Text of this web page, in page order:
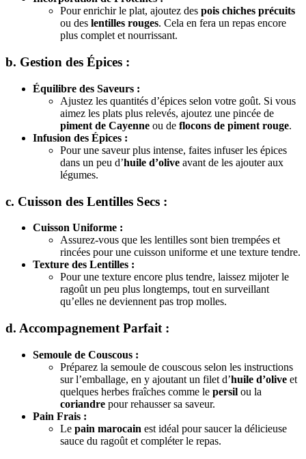
Pour enrichir le plat, ajoutez des pois chiches précuits
ou des lentilles rouges. Cela en fera un repas encore
plus complet et nourrissant.
b. Gestion des Épices :
Équilibre des Saveurs :
Ajustez les quantités d’épices selon votre goût. Si vous
aimez les plats plus relevés, ajoutez une pincée de
piment de Cayenne ou de flocons de piment rouge.
Infusion des Épices :
Pour une saveur plus intense, faites infuser les épices
dans un peu d’huile d’olive avant de les ajouter aux
légumes.
c. Cuisson des Lentilles Secs :
Cuisson Uniforme :
Assurez-vous que les lentilles sont bien trempées et
rincées pour une cuisson uniforme et une texture tendre.
Texture des Lentilles :
Pour une texture encore plus tendre, laissez mijoter le
ragoût un peu plus longtemps, tout en surveillant
qu’elles ne deviennent pas trop molles.
d. Accompagnement Parfait :
Semoule de Couscous :
Préparez la semoule de couscous selon les instructions
sur l’emballage, en y ajoutant un filet d’huile d’olive et
quelques herbes fraîches comme le persil ou la
coriandre pour rehausser sa saveur.
Pain Frais :
Le pain marocain est idéal pour saucer la délicieuse
sauce du ragoût et compléter le repas.